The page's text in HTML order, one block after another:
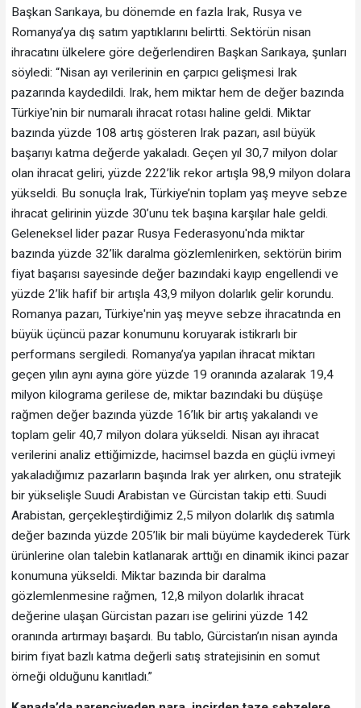
Başkan Sarıkaya, bu dönemde en fazla Irak, Rusya ve
Romanya’ya dış satım yaptıklarını belirtti. Sektörün nisan
ihracatını ülkelere göre değerlendiren Başkan Sarıkaya, şunları
söyledi: “Nisan ayı verilerinin en çarpıcı gelişmesi Irak
pazarında kaydedildi. Irak, hem miktar hem de değer bazında
Türkiye'nin bir numaralı ihracat rotası haline geldi. Miktar
bazında yüzde 108 artış gösteren Irak pazarı, asıl büyük
başarıyı katma değerde yakaladı. Geçen yıl 30,7 milyon dolar
olan ihracat geliri, yüzde 222’lik rekor artışla 98,9 milyon dolara
yükseldi. Bu sonuçla Irak, Türkiye’nin toplam yaş meyve sebze
ihracat gelirinin yüzde 30’unu tek başına karşılar hale geldi.
Geleneksel lider pazar Rusya Federasyonu'nda miktar
bazında yüzde 32’lik daralma gözlemlenirken, sektörün birim
fiyat başarısı sayesinde değer bazındaki kayıp engellendi ve
yüzde 2’lik hafif bir artışla 43,9 milyon dolarlık gelir korundu.
Romanya pazarı, Türkiye'nin yaş meyve sebze ihracatında en
büyük üçüncü pazar konumunu koruyarak istikrarlı bir
performans sergiledi. Romanya’ya yapılan ihracat miktarı
geçen yılın aynı ayına göre yüzde 19 oranında azalarak 19,4
milyon kilograma gerilese de, miktar bazındaki bu düşüşe
rağmen değer bazında yüzde 16’lık bir artış yakalandı ve
toplam gelir 40,7 milyon dolara yükseldi. Nisan ayı ihracat
verilerini analiz ettiğimizde, hacimsel bazda en güçlü ivmeyi
yakaladığımız pazarların başında Irak yer alırken, onu stratejik
bir yükselişle Suudi Arabistan ve Gürcistan takip etti. Suudi
Arabistan, gerçekleştirdiğimiz 2,5 milyon dolarlık dış satımla
değer bazında yüzde 205’lik bir mali büyüme kaydederek Türk
ürünlerine olan talebin katlanarak arttığı en dinamik ikinci pazar
konumuna yükseldi. Miktar bazında bir daralma
gözlemlenmesine rağmen, 12,8 milyon dolarlık ihracat
değerine ulaşan Gürcistan pazarı ise gelirini yüzde 142
oranında artırmayı başardı. Bu tablo, Gürcistan’ın nisan ayında
birim fiyat bazlı katma değerli satış stratejisinin en somut
örneği olduğunu kanıtladı.”